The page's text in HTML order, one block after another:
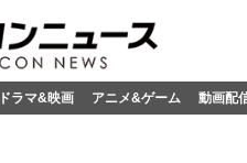
ドラマ&映画 アニメ&ゲーム 動画配